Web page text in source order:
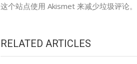
这个站点使用 Akismet 来减少垃圾评论。
RELATED ARTICLES